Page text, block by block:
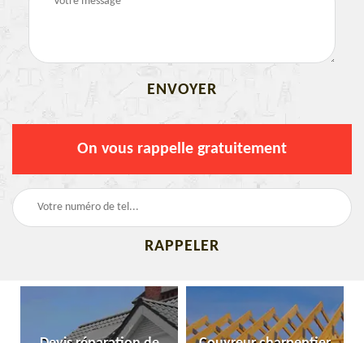
On vous rappelle gratuitement